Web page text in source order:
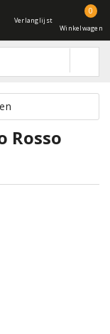
Verlanglijst
0
Winkelwagen
Rosso